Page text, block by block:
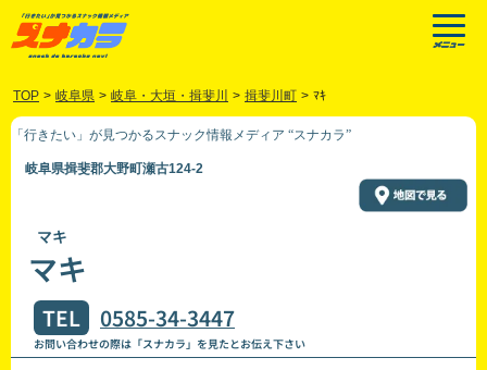
TOP > 岐阜県 > 岐阜・大垣・揖斐川 > 揖斐川町 > ﾏｷ
「行きたい」が見つかるスナック情報メディア “スナカラ”
岐阜県揖斐郡大野町瀬古124-2
マキ
マキ
TEL 0585-34-3447
お問い合わせの際は「スナカラ」を見たとお伝え下さい